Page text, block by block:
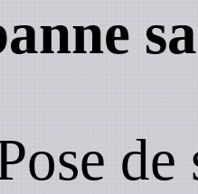
de